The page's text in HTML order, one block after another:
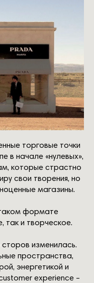
торговые точки
в начале «нулевых»,
которые страстно
свои творения, но
магазины.
формате
так и творческое.
изменилась.
пространства,
энергетикой и
experience –